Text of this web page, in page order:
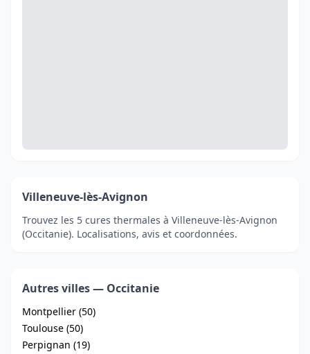
Villeneuve-lès-Avignon
Trouvez les 5 cures thermales à Villeneuve-lès-Avignon
(Occitanie). Localisations, avis et coordonnées.
Autres villes — Occitanie
Montpellier (50)
Toulouse (50)
Perpignan (19)